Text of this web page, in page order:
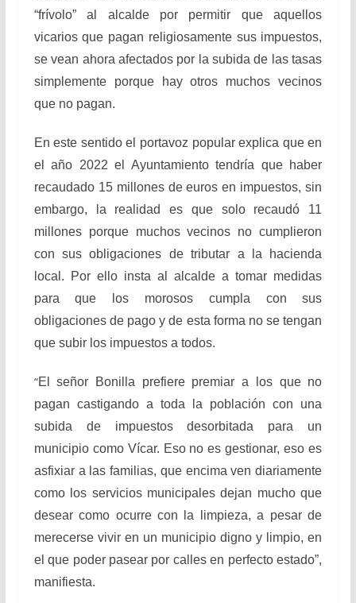
“frívolo” al alcalde por permitir que aquellos
vicarios que pagan religiosamente sus impuestos,
se vean ahora afectados por la subida de las tasas
simplemente porque hay otros muchos vecinos
que no pagan.
En este sentido el portavoz popular explica que en
el año 2022 el Ayuntamiento tendría que haber
recaudado 15 millones de euros en impuestos, sin
embargo, la realidad es que solo recaudó 11
millones porque muchos vecinos no cumplieron
con sus obligaciones de tributar a la hacienda
local. Por ello insta al alcalde a tomar medidas
para que los morosos cumpla con sus
obligaciones de pago y de esta forma no se tengan
que subir los impuestos a todos.
“El señor Bonilla prefiere premiar a los que no
pagan castigando a toda la población con una
subida de impuestos desorbitada para un
municipio como Vícar. Eso no es gestionar, eso es
asfixiar a las familias, que encima ven diariamente
como los servicios municipales dejan mucho que
desear como ocurre con la limpieza, a pesar de
merecerse vivir en un municipio digno y limpio, en
el que poder pasear por calles en perfecto estado”,
manifiesta.